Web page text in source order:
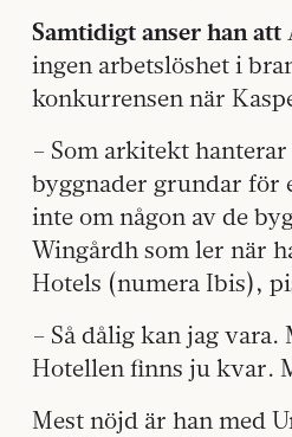
Samtidigt anser han att
ingen arbetslöshet i
konkurrensen när
– Som arkitekt
byggnader grundar för
inte om någon av de
Wingårdh som ler när
Hotels (numera Ibis),
– Så dålig kan jag
Hotellen finns ju kvar.
Mest nöjd är han med